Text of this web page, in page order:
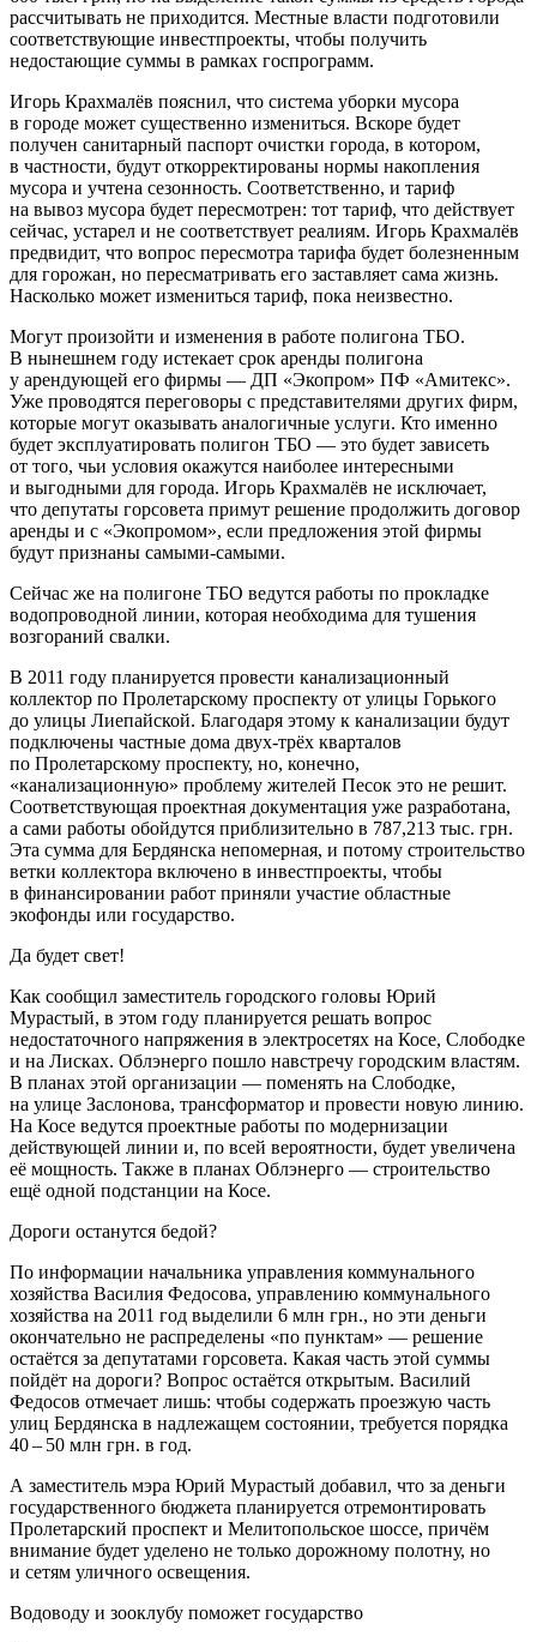
рассчитывать не приходится. Местные власти подготовили
соответствующие инвестпроекты, чтобы получить
недостающие суммы в рамках госпрограмм.
Игорь Крахмалёв пояснил, что система уборки мусора
в городе может существенно измениться. Вскоре будет
получен санитарный паспорт очистки города, в котором,
в частности, будут откорректированы нормы накопления
мусора и учтена сезонность. Соответственно, и тариф
на вывоз мусора будет пересмотрен: тот тариф, что действует
сейчас, устарел и не соответствует реалиям. Игорь Крахмалёв
предвидит, что вопрос пересмотра тарифа будет болезненным
для горожан, но пересматривать его заставляет сама жизнь.
Насколько может измениться тариф, пока неизвестно.
Могут произойти и изменения в работе полигона ТБО.
В нынешнем году истекает срок аренды полигона
у арендующей его фирмы — ДП «Экопром» ПФ «Амитекс».
Уже проводятся переговоры с представителями других фирм,
которые могут оказывать аналогичные услуги. Кто именно
будет эксплуатировать полигон ТБО — это будет зависеть
от того, чьи условия окажутся наиболее интересными
и выгодными для города. Игорь Крахмалёв не исключает,
что депутаты горсовета примут решение продолжить договор
аренды и с «Экопромом», если предложения этой фирмы
будут признаны самыми-самыми.
Сейчас же на полигоне ТБО ведутся работы по прокладке
водопроводной линии, которая необходима для тушения
возгораний свалки.
В 2011 году планируется провести канализационный
коллектор по Пролетарскому проспекту от улицы Горького
до улицы Лиепайской. Благодаря этому к канализации будут
подключены частные дома двух-трёх кварталов
по Пролетарскому проспекту, но, конечно,
«канализационную» проблему жителей Песок это не решит.
Соответствующая проектная документация уже разработана,
а сами работы обойдутся приблизительно в 787,213 тыс. грн.
Эта сумма для Бердянска непомерная, и потому строительство
ветки коллектора включено в инвестпроекты, чтобы
в финансировании работ приняли участие областные
экофонды или государство.
Да будет свет!
Как сообщил заместитель городского головы Юрий
Мурастый, в этом году планируется решать вопрос
недостаточного напряжения в электросетях на Косе, Слободке
и на Лисках. Облэнерго пошло навстречу городским властям.
В планах этой организации — поменять на Слободке,
на улице Заслонова, трансформатор и провести новую линию.
На Косе ведутся проектные работы по модернизации
действующей линии и, по всей вероятности, будет увеличена
её мощность. Также в планах Облэнерго — строительство
ещё одной подстанции на Косе.
Дороги останутся бедой?
По информации начальника управления коммунального
хозяйства Василия Федосова, управлению коммунального
хозяйства на 2011 год выделили 6 млн грн., но эти деньги
окончательно не распределены «по пунктам» — решение
остаётся за депутатами горсовета. Какая часть этой суммы
пойдёт на дороги? Вопрос остаётся открытым. Василий
Федосов отмечает лишь: чтобы содержать проезжую часть
улиц Бердянска в надлежащем состоянии, требуется порядка
40 – 50 млн грн. в год.
А заместитель мэра Юрий Мурастый добавил, что за деньги
государственного бюджета планируется отремонтировать
Пролетарский проспект и Мелитопольское шоссе, причём
внимание будет уделено не только дорожному полотну, но
и сетям уличного освещения.
Водоводу и зооклубу поможет государство